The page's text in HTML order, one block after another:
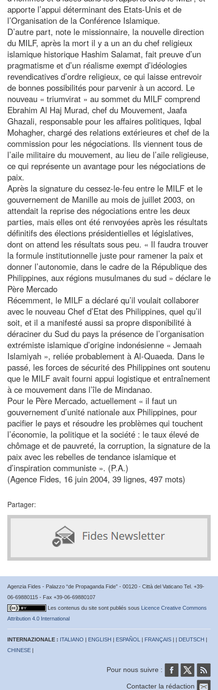
apporte l’appui déterminant des Etats-Unis et de
l’Organisation de la Conférence Islamique.
D’autre part, note le missionnaire, la nouvelle direction
du MILF, après la mort il y a un an du chef religieux
islamique historique Hashim Salamat, fait preuve d’un
pragmatisme et d’un réalisme exempt d’idéologies
revendicatives d’ordre religieux, ce qui laisse entrevoir
de bonnes possibilités pour parvenir à un accord. Le
nouveau « triumvirat » au sommet du MILF comprend
Ebrahim Al Haj Murad, chef du Mouvement, Jaafa
Ghazali, responsable pour les affaires politiques, Iqbal
Mohagher, chargé des relations extérieures et chef de la
commission pour les négociations. Ils viennent tous de
l’aile militaire du mouvement, au lieu de l’aile religieuse,
ce qui représente un avantage pour les négociations de
paix.
Après la signature du cessez-le-feu entre le MILF et le
gouvernement de Manille au mois de juillet 2003, on
attendait la reprise des négociations entre les deux
parties, mais elles ont été renvoyées après les résultats
définitifs des élections présidentielles et législatives,
dont on attend les résultats sous peu. « Il faudra trouver
la formule institutionnelle juste pour ramener la paix et
donner l’autonomie, dans le cadre de la République des
Philippines, aux régions musulmanes du sud » déclare le
Père Mercado
Récemment, le MILF a déclaré qu’il voulait collaborer
avec le nouveau Chef d’Etat des Philippines, quel qu’il
soit, et il a manifesté aussi sa propre disponibilité à
déraciner du Sud du pays la présence de l’organisation
extrémiste islamique d’origine indonésienne « Jemaah
Islamiyah », reliée probablement à Al-Quaeda. Dans le
passé, les forces de sécurité des Philippines ont soutenu
que le MILF avait fourni appui logistique et entraînement
à ce mouvement dans l’île de Mindanao.
Pour le Père Mercado, actuellement « il faut un
gouvernement d’unité nationale aux Philippines, pour
pacifier le pays et résoudre les problèmes qui touchent
l’économie, la politique et la société : le taux élevé de
chômage et de pauvreté, la corruption, la signature de la
paix avec les rebelles de tendance islamique et
d’inspiration communiste ». (P.A.)
(Agence Fides, 16 juin 2004, 39 lignes, 497 mots)
Partager:
Agenzia Fides - Palazzo “de Propaganda Fide” - 00120 - Città del Vaticano Tel. +39-
06-69880115 - Fax +39-06-69880107
Les contenus du site sont publiés sous Licence Creative Commons
Attribution 4.0 International
INTERNAZIONALE : ITALIANO | ENGLISH | ESPAÑOL | FRANÇAIS | | DEUTSCH |
CHINESE |
Pour nous suivre :
Contacter la rédaction